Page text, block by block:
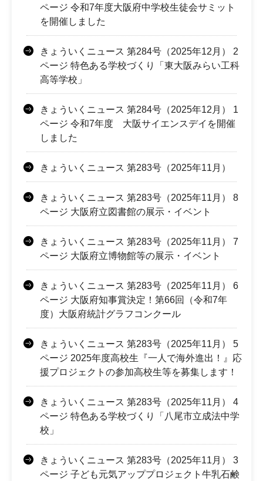
ページ 令和7年度大阪府中学校生徒会サミット
を開催しました
きょういくニュース 第284号（2025年12月） 2
ページ 特色ある学校づくり「東大阪みらい工科
高等学校」
きょういくニュース 第284号（2025年12月） 1
ページ 令和7年度 大阪サイエンスデイを開催
しました
きょういくニュース 第283号（2025年11月）
きょういくニュース 第283号（2025年11月） 8
ページ 大阪府立図書館の展示・イベント
きょういくニュース 第283号（2025年11月） 7
ページ 大阪府立博物館等の展示・イベント
きょういくニュース 第283号（2025年11月） 6
ページ 大阪府知事賞決定！第66回（令和7年
度）大阪府統計グラフコンクール
きょういくニュース 第283号（2025年11月） 5
ページ 2025年度高校生『一人で海外進出！』応
援プロジェクトの参加高校生等を募集します！
きょういくニュース 第283号（2025年11月） 4
ページ 特色ある学校づくり「八尾市立成法中学
校」
きょういくニュース 第283号（2025年11月） 3
ページ 子ども元気アッププロジェクト牛乳石鹸